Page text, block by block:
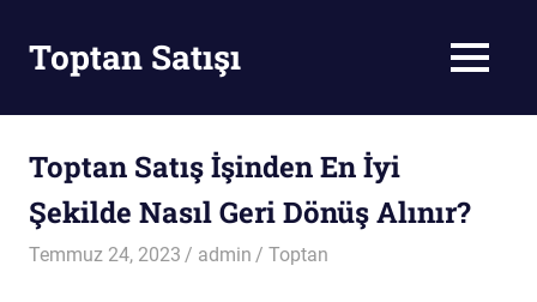
contentToptan Satışı MENU
Toptan Satış İşinden En İyi
Şekilde Nasıl Geri Dönüş Alınır?
Temmuz 24, 2023 admin Toptan